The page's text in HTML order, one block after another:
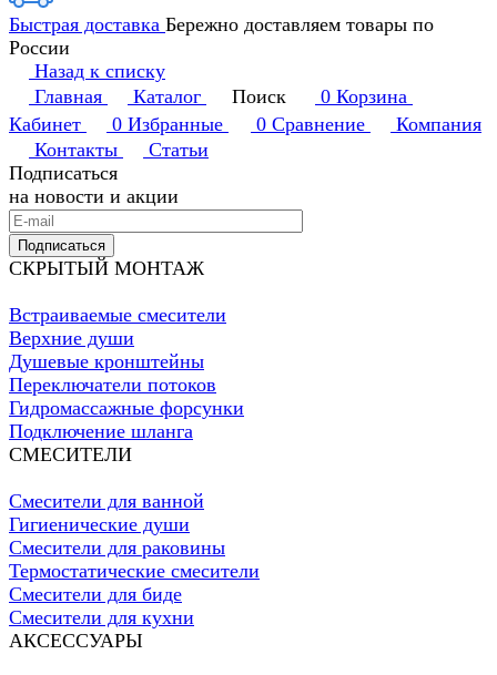
Быстрая доставка Бережно доставляем товары по
России
Назад к списку
Главная
Каталог Поиск 0 Корзина
Кабинет
0 Избранные 0 Сравнение
Компания
Контакты
Статьи
Подписаться
на новости и акции
Подписаться
СКРЫТЫЙ МОНТАЖ
Встраиваемые смесители
Верхние души
Душевые кронштейны
Переключатели потоков
Гидромассажные форсунки
Подключение шланга
СМЕСИТЕЛИ
Смесители для ванной
Гигиенические души
Смесители для раковины
Термостатические смесители
Смесители для биде
Смесители для кухни
АКСЕССУАРЫ